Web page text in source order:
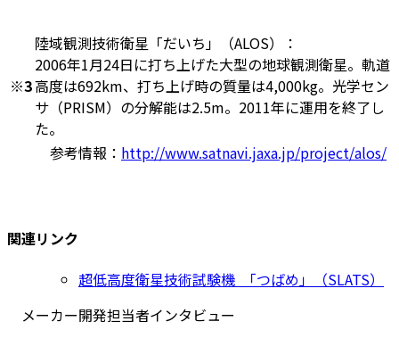
※3
陸域観測技術衛星「だいち」（ALOS）：
2006年1月24日に打ち上げた大型の地球観測衛星。軌道
高度は692km、打ち上げ時の質量は4,000kg。光学セン
サ（PRISM）の分解能は2.5m。2011年に運用を終了し
た。
参考情報： http://www.satnavi.jaxa.jp/project/alos/
関連リンク
超低高度衛星技術試験機 「つばめ」（SLATS）
メーカー開発担当者インタビュー